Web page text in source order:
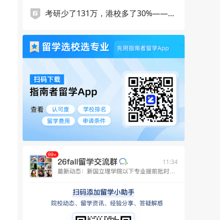
考研少了131万，港校多了30%——27
11:34